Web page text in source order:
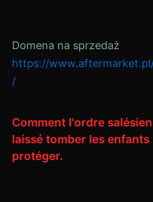
Domena na sprzedaż
https://
/
Comment l'ordre
laissé tomber les
protéger.